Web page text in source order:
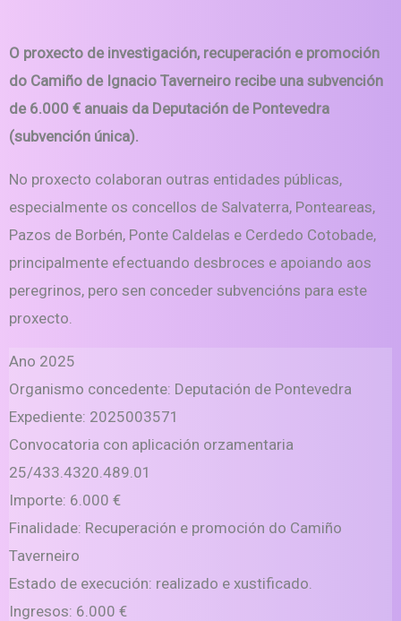
O proxecto de investigación, recuperación e promoción
do Camiño de Ignacio Taverneiro recibe una subvención
de 6.000 € anuais da Deputación de Pontevedra
(subvención única).
No proxecto colaboran outras entidades públicas,
especialmente os concellos de Salvaterra, Ponteareas,
Pazos de Borbén, Ponte Caldelas e Cerdedo Cotobade,
principalmente efectuando desbroces e apoiando aos
peregrinos, pero sen conceder subvencións para este
proxecto.
Ano 2025
Organismo concedente: Deputación de Pontevedra
Expediente: 2025003571
Convocatoria con aplicación orzamentaria
25/433.4320.489.01
Importe: 6.000 €
Finalidade: Recuperación e promoción do Camiño
Taverneiro
Estado de execución: realizado e xustificado.
Ingresos: 6.000 €